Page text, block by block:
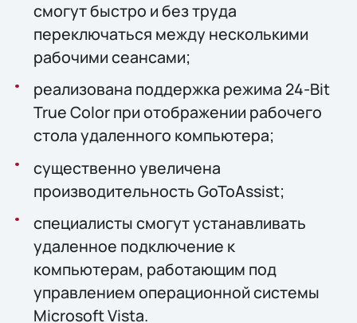
смогут быстро и без труда
переключаться между несколькими
рабочими сеансами;
реализована поддержка режима 24-Bit
True Color при отображении рабочего
стола удаленного компьютера;
существенно увеличена
производительность GoToAssist;
специалисты смогут устанавливать
удаленное подключение к
компьютерам, работающим под
управлением операционной системы
Microsoft Vista.